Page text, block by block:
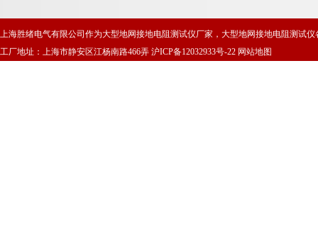
上海胜绪电气有限公司作为大型地网接地电阻测试仪厂家，大型地网接地电阻测试
工厂地址：上海市静安区江杨南路466弄 沪ICP备12032933号-22 网站地图